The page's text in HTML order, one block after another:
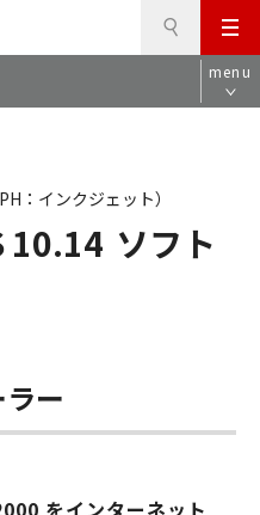
メ
ニ
ュ
menu
10.14 ソフト
：インクジェット）
ー
をインターネット